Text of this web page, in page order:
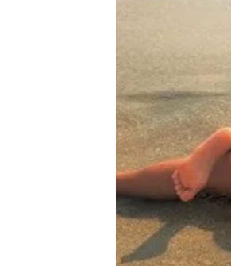
Ono što je
način koji slabi –
Moguće je da se